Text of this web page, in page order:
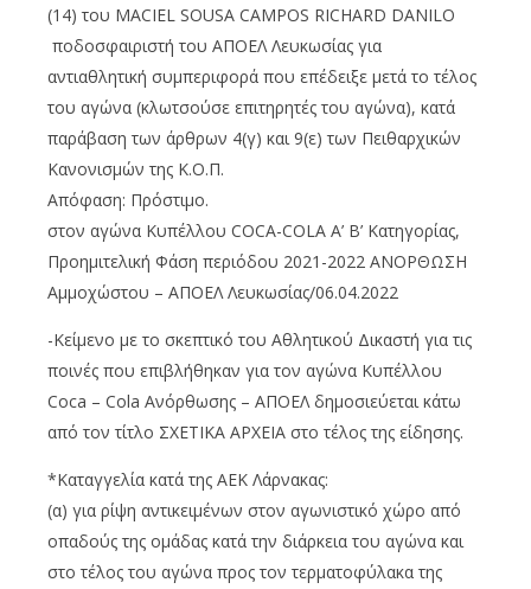
(14) του MACIEL SOUSA CAMPOS RICHARD DANILO
ποδοσφαιριστή του ΑΠΟΕΛ Λευκωσίας για
αντιαθλητική συμπεριφορά που επέδειξε μετά το τέλος
του αγώνα (κλωτσούσε επιτηρητές του αγώνα), κατά
παράβαση των άρθρων 4(γ) και 9(ε) των Πειθαρχικών
Κανονισμών της Κ.Ο.Π.
Απόφαση: Πρόστιμο.
στον αγώνα Κυπέλλου COCA-COLA A’ B’ Κατηγορίας,
Προημιτελική Φάση περιόδου 2021-2022 ΑΝΟΡΘΩΣΗ
Αμμοχώστου – ΑΠΟΕΛ Λευκωσίας/06.04.2022
-Κείμενο με το σκεπτικό του Αθλητικού Δικαστή για τις
ποινές που επιβλήθηκαν για τον αγώνα Κυπέλλου
Coca – Cola Ανόρθωσης – ΑΠΟΕΛ δημοσιεύεται κάτω
από τον τίτλο ΣΧΕΤΙΚΑ ΑΡΧΕΙΑ στο τέλος της είδησης.
*Καταγγελία κατά της ΑΕΚ Λάρνακας:
(α) για ρίψη αντικειμένων στον αγωνιστικό χώρο από
οπαδούς της ομάδας κατά την διάρκεια του αγώνα και
στο τέλος του αγώνα προς τον τερματοφύλακα της